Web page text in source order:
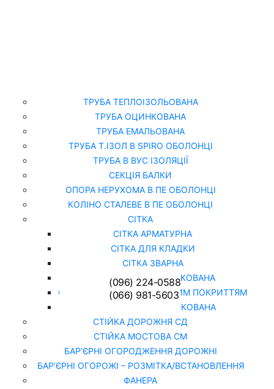
ТРУБА ТЕПЛОІЗОЛЬОВАНА
ТРУБА ОЦИНКОВАНА
ТРУБА ЕМАЛЬОВАНА
ТРУБА Т.ІЗОЛ В SPIRO ОБОЛОНЦІ
ТРУБА В ВУС ІЗОЛЯЦІЇ
СЕКЦІЯ БАЛКИ
ОПОРА НЕРУХОМА В ПЕ ОБОЛОНЦІ
КОЛІНО СТАЛЕВЕ В ПЕ ОБОЛОНЦІ
СІТКА
СІТКА АРМАТУРНА
СІТКА ДЛЯ КЛАДКИ
СІТКА ЗВАРНА
СІТКА ЗВАРНА ОЦИНКОВАНА
СІТКА РАБИЦЯ З ПОЛІМЕРНИМ ПОКРИТТЯМ
СІТКА РАБИЦЯ ОЦИНКОВАНА
СТІЙКА ДОРОЖНЯ СД
СТІЙКА МОСТОВА СМ
БАР’ЄРНІ ОГОРОДЖЕННЯ ДОРОЖНІ
БАР’ЄРНІ ОГОРОЖІ – РОЗМІТКА/ВСТАНОВЛЕННЯ
ФАНЕРА
(096) 224-0588
(066) 981-5603